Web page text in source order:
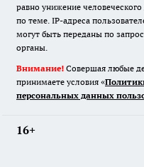
равно унижение
по теме. IP-адреса
могут быть переданы по
органы.
Внимание! Совершая любые
принимаете условия «
персональных данных
16+